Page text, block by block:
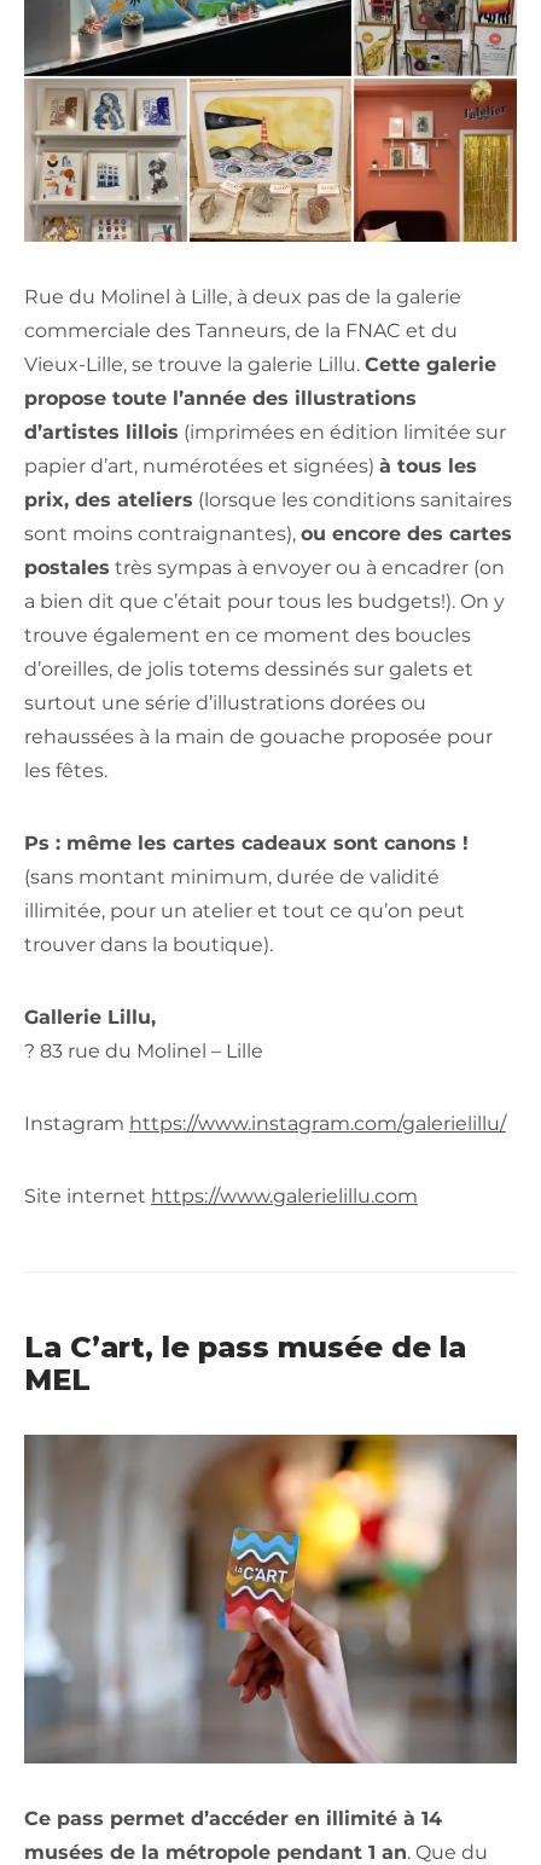
Rue du Molinel à Lille, à deux pas de la galerie
commerciale des Tanneurs, de la FNAC et du
Vieux-Lille, se trouve la galerie Lillu. Cette galerie
propose toute l’année des illustrations
d’artistes lillois (imprimées en édition limitée sur
papier d’art, numérotées et signées) à tous les
prix, des ateliers (lorsque les conditions sanitaires
sont moins contraignantes), ou encore des cartes
postales très sympas à envoyer ou à encadrer (on
a bien dit que c’était pour tous les budgets!). On y
trouve également en ce moment des boucles
d’oreilles, de jolis totems dessinés sur galets et
surtout une série d’illustrations dorées ou
rehaussées à la main de gouache proposée pour
les fêtes.
Ps : même les cartes cadeaux sont canons !
(sans montant minimum, durée de validité
illimitée, pour un atelier et tout ce qu’on peut
trouver dans la boutique).
Gallerie Lillu,
? 83 rue du Molinel – Lille
Instagram https://www.instagram.com/galerielillu/
Site internet https://www.galerielillu.com
La C’art, le pass musée de la
MEL
Ce pass permet d’accéder en illimité à 14
musées de la métropole pendant 1 an. Que du